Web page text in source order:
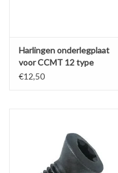
Cadeaubonnen &
Relatiegeschenken |
Oliën & Smeermiddelen |
TIPS & KENNIS
Harlingen onderlegplaat
voor CCMT 12 type
beitels
€12,50